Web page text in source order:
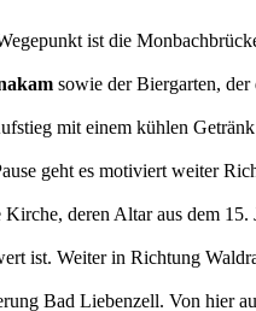
ist die
sowie der Biergarten, der
mit einem kühlen
geht es motiviert weiter
Kirche, deren Altar aus dem
ist. Weiter in Richtung
Bad Liebenzell. Von hier